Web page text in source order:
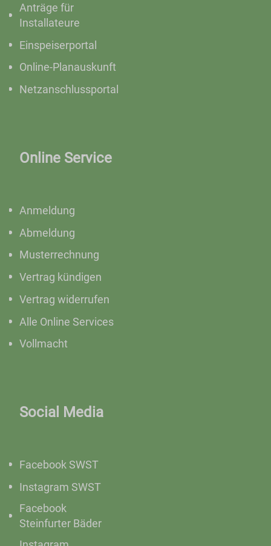
Anträge für
Installateure
Einspeiserportal
Online-Planauskunft
Netzanschlussportal
Online Service
Anmeldung
Abmeldung
Musterrechnung
Vertrag kündigen
Vertrag widerrufen
Alle Online Services
Vollmacht
Social Media
Facebook SWST
Instagram SWST
Facebook
Steinfurter Bäder